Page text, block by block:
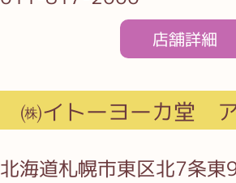
店舗詳細
㈱イトーヨーカ堂
北海道札幌市東区北7条